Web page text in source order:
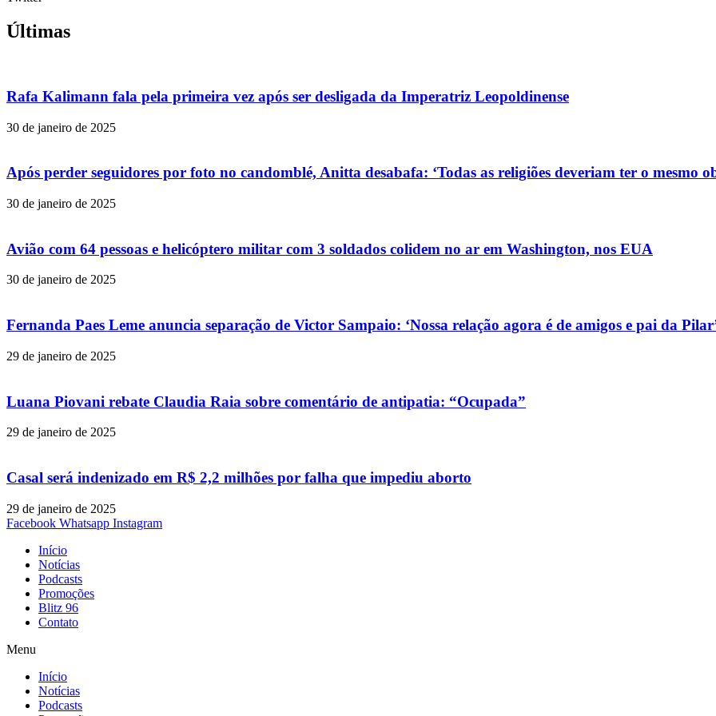
Últimas
Rafa Kalimann fala pela primeira vez após ser desligada da Imperatriz Leopoldinense
30 de janeiro de 2025
Após perder seguidores por foto no candomblé, Anitta desabafa: ‘Todas as religiões deveriam ter o mesmo
30 de janeiro de 2025
Avião com 64 pessoas e helicóptero militar com 3 soldados colidem no ar em Washington, nos EUA
30 de janeiro de 2025
Fernanda Paes Leme anuncia separação de Victor Sampaio: ‘Nossa relação agora é de amigos e pai da
29 de janeiro de 2025
Luana Piovani rebate Claudia Raia sobre comentário de antipatia: “Ocupada”
29 de janeiro de 2025
Casal será indenizado em R$ 2,2 milhões por falha que impediu aborto
29 de janeiro de 2025
Facebook Whatsapp Instagram
Início
Notícias
Podcasts
Promoções
Blitz 96
Contato
Menu
Início
Notícias
Podcasts